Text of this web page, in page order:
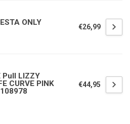
ONLY
€26,99
Pull LIZZY
CURVE PINK
€44,95
volgende bestelling